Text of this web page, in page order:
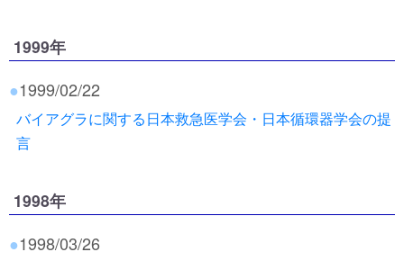
1999年
●1999/02/22
バイアグラに関する日本救急医学会・日本循環器学会の提
言
1998年
●1998/03/26